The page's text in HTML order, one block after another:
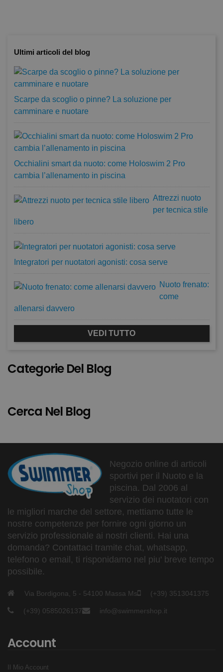
Ultimi articoli del blog
Scarpe da scoglio o pinne? La soluzione per
camminare e nuotare
Occhialini smart da nuoto: come Holoswim 2 Pro
cambia l’allenamento in piscina
Attrezzi nuoto
per tecnica stile
libero
Integratori per nuotatori agonisti: cosa serve
Nuoto frenato:
come
allenarsi davvero
VEDI TUTTO
Categorie Del Blog
Cerca Nel Blog
Negozio online di articoli
sportivi per il Nuoto e la
piscina. Dal 2006 al
servizio dei nuotatori con
le migliori marche del settore, mettiamo tutte le
nostre competenze per fornire ogni giorno un
servizio professionale ai nostri clienti. Hai una
domanda? Contattaci tramite chat, whatsapp,
telefono o email, ti risponidamo nel piu' breve tempo
possibile.
Via Bordigona, 5 - 54100 Massa Ms (+39) 3513041375
(+39) 0585026137 info@swimmershop.it
Account
Il Mio Account